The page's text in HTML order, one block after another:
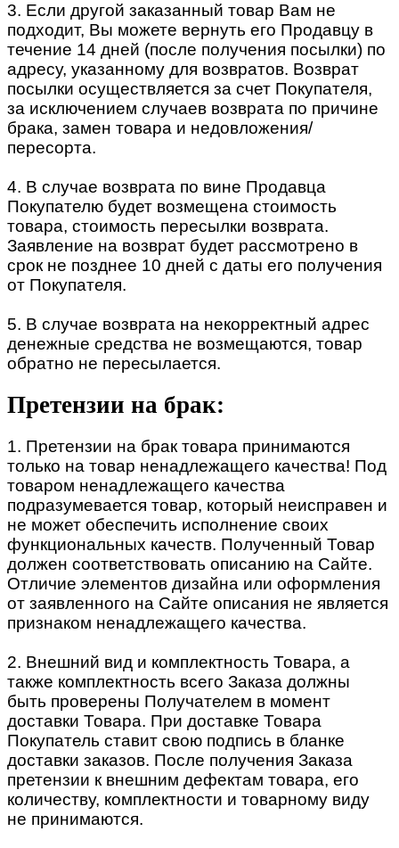
3. Если другой заказанный товар Вам не
подходит, Вы можете вернуть его Продавцу в
течение 14 дней (после получения посылки) по
адресу, указанному для возвратов. Возврат
посылки осуществляется за счет Покупателя,
за исключением случаев возврата по причине
брака, замен товара и недовложения/
пересорта.
4. В случае возврата по вине Продавца
Покупателю будет возмещена стоимость
товара, стоимость пересылки возврата.
Заявление на возврат будет рассмотрено в
срок не позднее 10 дней с даты его получения
от Покупателя.
5. В случае возврата на некорректный адрес
денежные средства не возмещаются, товар
обратно не пересылается.
Претензии на брак:
1. Претензии на брак товара принимаются
только на товар ненадлежащего качества! Под
товаром ненадлежащего качества
подразумевается товар, который неисправен и
не может обеспечить исполнение своих
функциональных качеств. Полученный Товар
должен соответствовать описанию на Сайте.
Отличие элементов дизайна или оформления
от заявленного на Сайте описания не является
признаком ненадлежащего качества.
2. Внешний вид и комплектность Товара, а
также комплектность всего Заказа должны
быть проверены Получателем в момент
доставки Товара. При доставке Товара
Покупатель ставит свою подпись в бланке
доставки заказов. После получения Заказа
претензии к внешним дефектам товара, его
количеству, комплектности и товарному виду
не принимаются.